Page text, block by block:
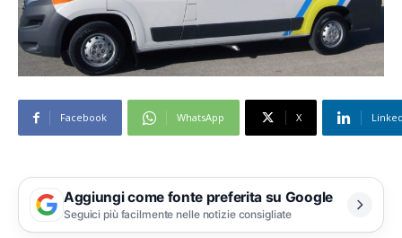
Facebook WhatsApp X
Aggiungi come fonte preferita su Google
Seguici più facilmente nelle notizie consigliate